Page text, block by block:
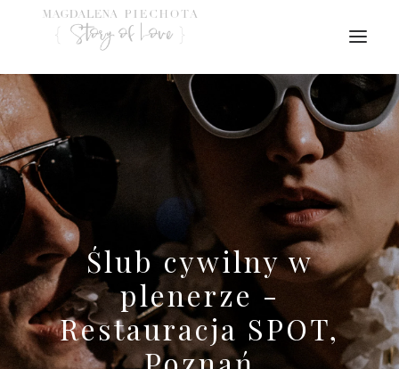
Ślub cywilny w
plenerze -
Restauracja SPOT,